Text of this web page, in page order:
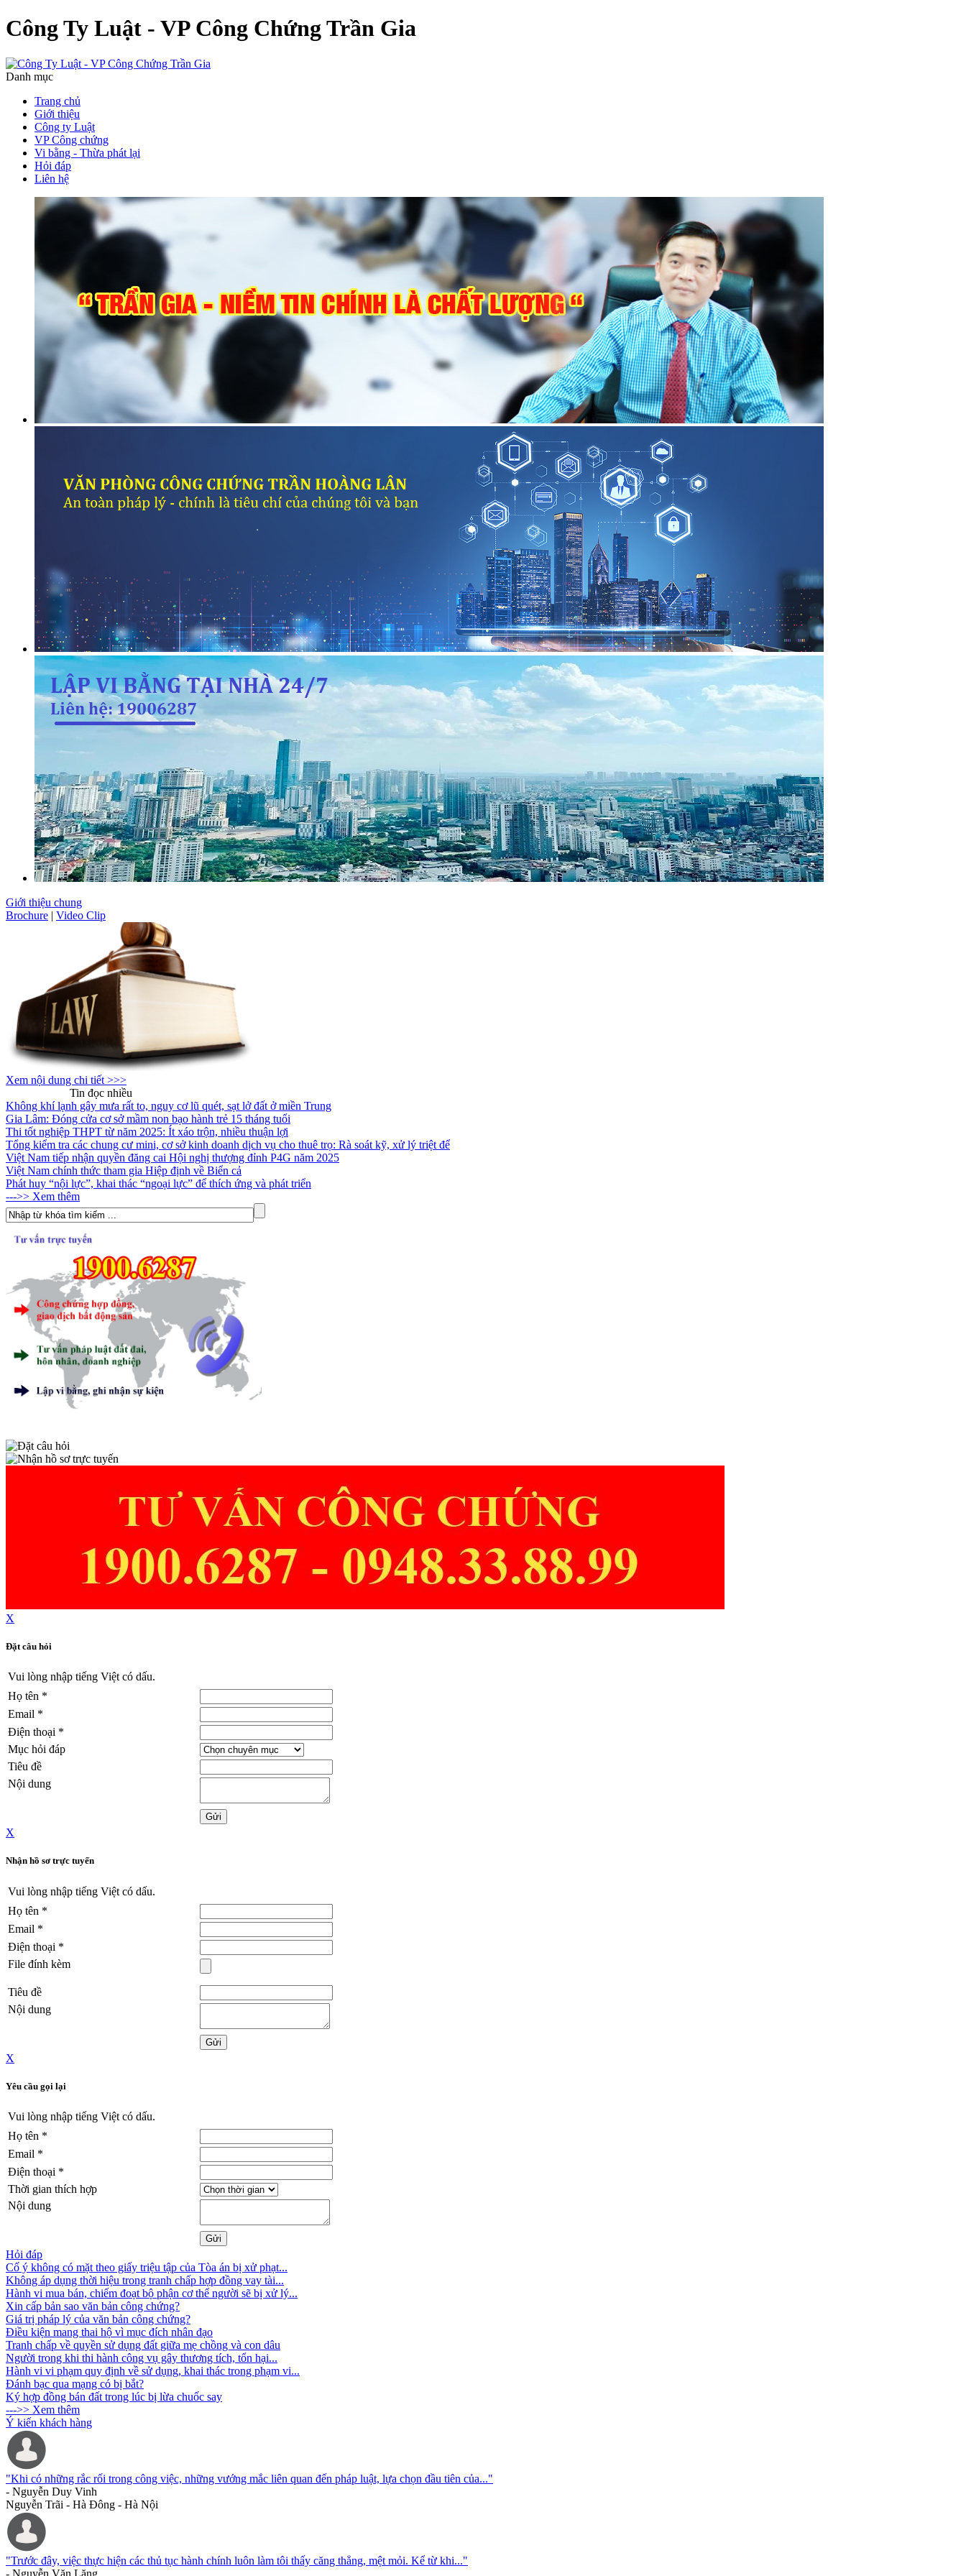
Công Ty Luật - VP Công Chứng Trần Gia
Danh mục
Trang chủ
Giới thiệu
Công ty Luật
VP Công chứng
Vi bằng - Thừa phát lại
Hỏi đáp
Liên hệ
Giới thiệu chung
Brochure | Video Clip
Xem nội dung chi tiết >>>
Tin đọc nhiều
Không khí lạnh gây mưa rất to, nguy cơ lũ quét, sạt lở đất ở miền Trung
Gia Lâm: Đóng cửa cơ sở mầm non bạo hành trẻ 15 tháng tuổi
Thi tốt nghiệp THPT từ năm 2025: Ít xáo trộn, nhiều thuận lợi
Tổng kiểm tra các chung cư mini, cơ sở kinh doanh dịch vụ cho thuê trọ: Rà soát kỹ, xử lý triệt để
Việt Nam tiếp nhận quyền đăng cai Hội nghị thượng đỉnh P4G năm 2025
Việt Nam chính thức tham gia Hiệp định về Biển cả
Phát huy “nội lực”, khai thác “ngoại lực” để thích ứng và phát triển
--->> Xem thêm
X
Đặt câu hỏi
Vui lòng nhập tiếng Việt có dấu.
Họ tên *
Email *
Điện thoại *
Mục hỏi đáp
Tiêu đề
Nội dung
X
Nhận hồ sơ trực tuyến
Vui lòng nhập tiếng Việt có dấu.
Họ tên *
Email *
Điện thoại *
File đính kèm
Tiêu đề
Nội dung
X
Yêu cầu gọi lại
Vui lòng nhập tiếng Việt có dấu.
Họ tên *
Email *
Điện thoại *
Thời gian thích hợp
Nội dung
Hỏi đáp
Cố ý không có mặt theo giấy triệu tập của Tòa án bị xử phạt...
Không áp dụng thời hiệu trong tranh chấp hợp đồng vay tài...
Hành vi mua bán, chiếm đoạt bộ phận cơ thể người sẽ bị xử lý...
Xin cấp bản sao văn bản công chứng?
Giá trị pháp lý của văn bản công chứng?
Điều kiện mang thai hộ vì mục đích nhân đạo
Tranh chấp về quyền sử dụng đất giữa mẹ chồng và con dâu
Người trong khi thi hành công vụ gây thương tích, tổn hại...
Hành vi vi phạm quy định về sử dụng, khai thác trong phạm vi...
Đánh bạc qua mạng có bị bắt?
Ký hợp đồng bán đất trong lúc bị lừa chuốc say
--->> Xem thêm
Ý kiến khách hàng
"Khi có những rắc rối trong công việc, những vướng mắc liên quan đến pháp luật, lựa chọn đầu tiên của..."
- Nguyễn Duy Vinh
Nguyễn Trãi - Hà Đông - Hà Nội
"Trước đây, việc thực hiện các thủ tục hành chính luôn làm tôi thấy căng thẳng, mệt mỏi. Kể từ khi..."
- Nguyễn Văn Lăng